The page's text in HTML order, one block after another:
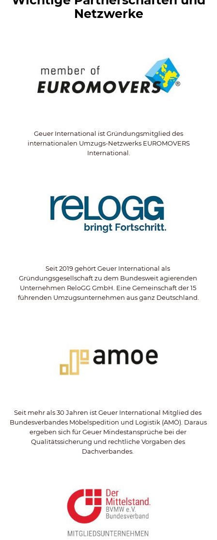
Netzwerke
Geuer International ist Gründungsmitglied des
internationalen Umzugs-Netzwerks EUROMOVERS
International.
Seit 2019 gehört Geuer International als
Gründungsgesellschaft zu dem Bundesweit agierenden
Unternehmen ReloGG GmbH. Eine Gemeinschaft der 15
führenden Umzugsunternehmen aus ganz Deutschland.
Seit mehr als 30 Jahren ist Geuer International Mitglied des
Bundesverbandes Möbelspedition und Logistik (AMÖ). Daraus
ergeben sich für Geuer Mindestansprüche bei der
Qualitätssicherung und rechtliche Vorgaben des
Dachverbandes.